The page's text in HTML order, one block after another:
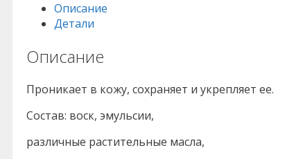
Описание
Детали
Описание
Проникает в кожу, сохраняет и укрепляет ее.
Состав: воск, эмульсии,
различные растительные масла,